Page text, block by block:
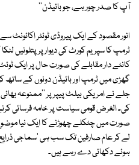
آپ کا صدر چور ہے، جو بائیڈن''
انور مقصود کے ایک پیروڈی ٹوئٹر
ٹرمپ کا سپریم کورٹ کی دیوار پر پتلونیں
کانٹے دار مقابلے کی صورت حال پر ایک
گھڑی میں ٹرمپ اور بائیڈن دونوں کے
جلے نے امریکی بیلٹ پیپر پر ''ممنوعہ
کی۔ الغرض قومی سیاست پر خامہ فرسائی
صورت میں چٹکلے چھوڑنے کا ایک نیا
لے کر عام صارفین تک سب ہی 'سماجی ذرایع
ہوئے دکھائی دے رہے ہیں۔